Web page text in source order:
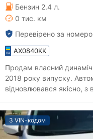
Бензин 2.4 л.
0 тис. км
Перевірено за
AX0840KK
Продам власний
2018 року випуску.
відновлювався якісно, з
З VIN-кодом